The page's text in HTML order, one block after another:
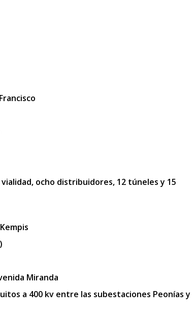
ocho distribuidores, 12 túneles y 15
Miranda
a 400 kv entre las subestaciones Peonías y